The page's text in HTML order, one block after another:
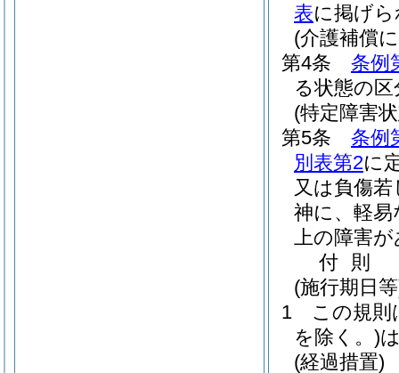
表に掲げ
(介護補償
第4条
条例
る状態の
(特定障害
第5条
条例
別表第2に
又は負傷
神に、軽
上の障害
付 則
(施行期日
1
この規則
を除く。)
(経過措置)